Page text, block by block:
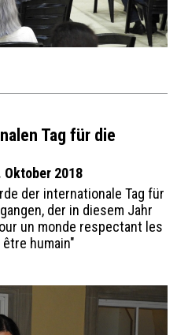
Tag für die
Oktober 2018
der internationale Tag für
der in diesem Jahr
un monde respectant les
humain"